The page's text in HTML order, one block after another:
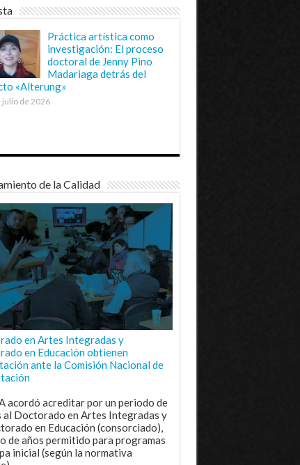
Práctica artística como
investigación: El proceso
doctoral de Jenny Pino
Madariaga detrás del
«Alterung»
julio de 2026
de la Calidad
en Artes Integradas y
en Educación obtienen
ante la Comisión Nacional de
acordó acreditar por un periodo de
al Doctorado en Artes Integradas y
en Educación (consorciado),
de años permitido para programas
inicial (según la normativa